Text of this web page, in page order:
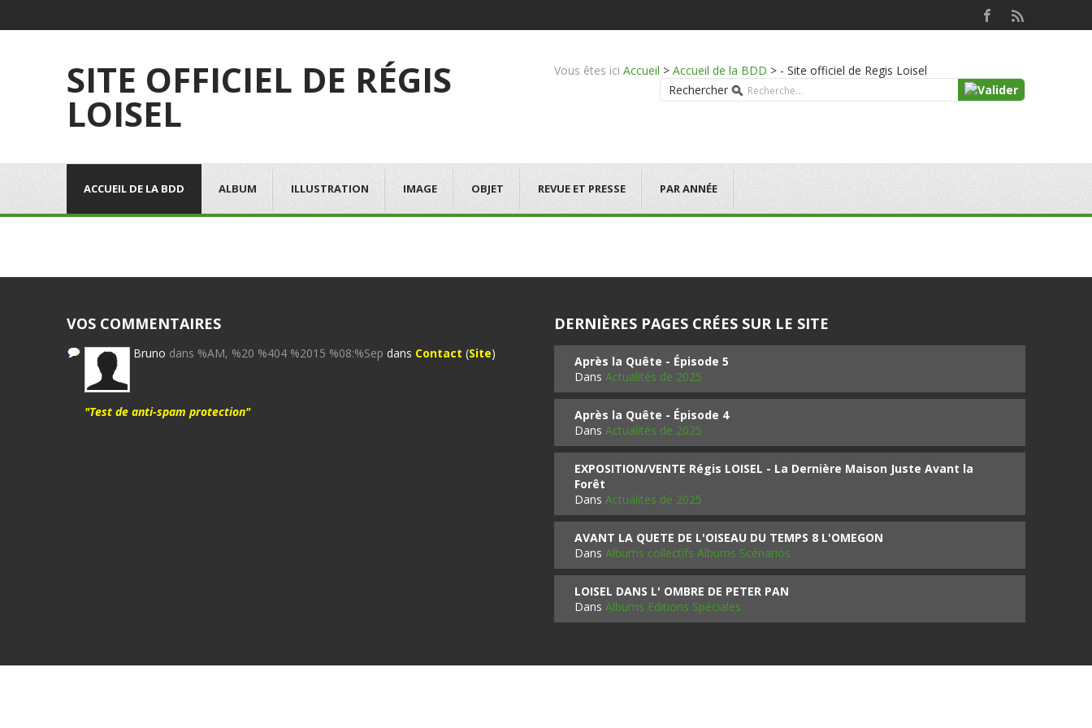
SITE OFFICIEL DE RÉGIS
LOISEL
Vous êtes ici Accueil > Accueil de la BDD > - Site officiel de Regis Loisel
Rechercher
ACCUEIL DE LA BDD ALBUM ILLUSTRATION IMAGE OBJET REVUE ET PRESSE PAR ANNÉE
VOS COMMENTAIRES
Bruno dans %AM, %20 %404 %2015 %08:%Sep dans Contact (Site)
"Test de anti-spam protection"
DERNIÈRES PAGES CRÉES SUR LE SITE
Après la Quête - Épisode 5
Dans Actualités de 2025
Après la Quête - Épisode 4
Dans Actualités de 2025
EXPOSITION/VENTE Régis LOISEL - La Dernière Maison Juste Avant la
Forêt
Dans Actualités de 2025
AVANT LA QUETE DE L'OISEAU DU TEMPS 8 L'OMEGON
Dans Albums collectifs Albums Scénarios
LOISEL DANS L' OMBRE DE PETER PAN
Dans Albums Editions Spéciales